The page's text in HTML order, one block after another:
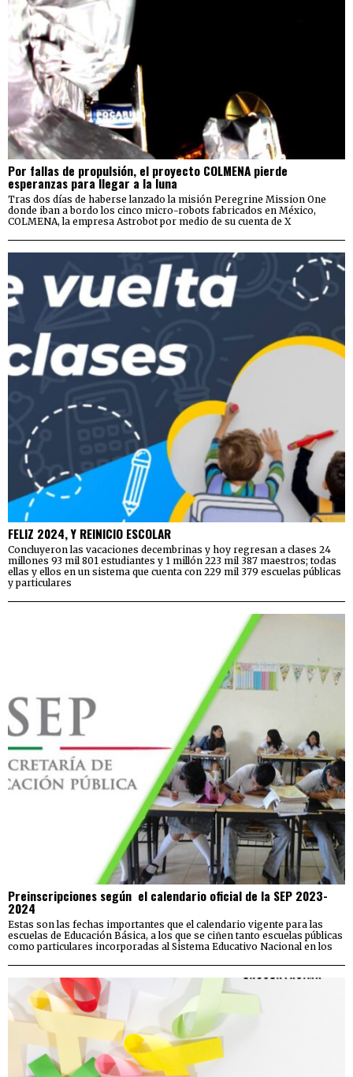
Por fallas de propulsión, el proyecto COLMENA pierde
esperanzas para llegar a la luna
Tras dos días de haberse lanzado la misión Peregrine Mission One
donde iban a bordo los cinco micro-robots fabricados en México,
COLMENA, la empresa Astrobot por medio de su cuenta de X
FELIZ 2024, Y REINICIO ESCOLAR
Concluyeron las vacaciones decembrinas y hoy regresan a clases 24
millones 93 mil 801 estudiantes y 1 millón 223 mil 387 maestros; todas
ellas y ellos en un sistema que cuenta con 229 mil 379 escuelas públicas
y particulares
Preinscripciones según el calendario oficial de la SEP 2023-
2024
Estas son las fechas importantes que el calendario vigente para las
escuelas de Educación Básica, a los que se ciñen tanto escuelas públicas
como particulares incorporadas al Sistema Educativo Nacional en los